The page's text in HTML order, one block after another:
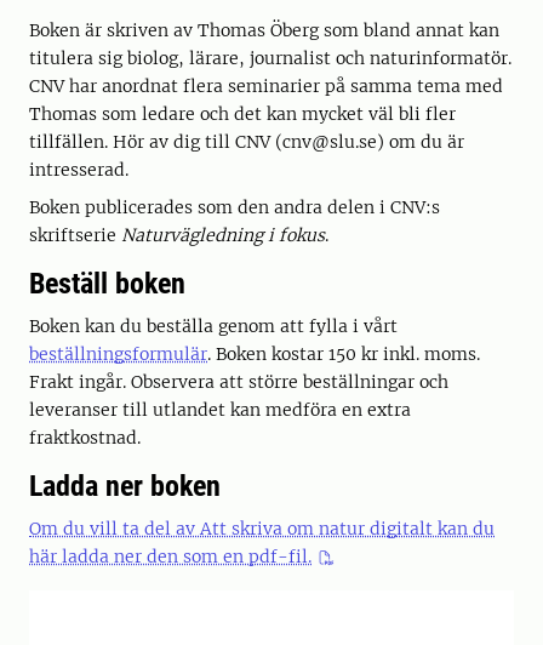
Boken är skriven av Thomas Öberg som bland annat kan
titulera sig biolog, lärare, journalist och naturinformatör.
CNV har anordnat flera seminarier på samma tema med
Thomas som ledare och det kan mycket väl bli fler
tillfällen. Hör av dig till CNV (cnv@slu.se) om du är
intresserad.
Boken publicerades som den andra delen i CNV:s
skriftserie Naturvägledning i fokus.
Beställ boken
Boken kan du beställa genom att fylla i vårt
beställningsformulär. Boken kostar 150 kr inkl. moms.
Frakt ingår. Observera att större beställningar och
leveranser till utlandet kan medföra en extra
fraktkostnad.
Ladda ner boken
Om du vill ta del av Att skriva om natur digitalt kan du
här ladda ner den som en pdf-fil.